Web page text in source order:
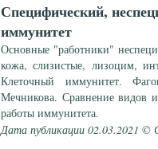
Специфический,
иммунитет
Основные "работники"
кожа, слизистые, лизоцим,
Клеточный иммунитет.
Мечникова. Сравнение видов
работы иммунитета.
Дата публикации 02.03.2021 ©